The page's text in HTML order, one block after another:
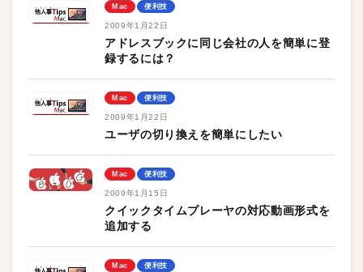
Mac 便利技
2009年1月22日
アドレスブックに同じ会社の人を簡単に登
録するには？
Mac 便利技
2009年1月22日
ユーザの切り換えを簡単にしたい
Mac 便利技
2009年1月15日
クイックタイムプレーヤの対応動画形式を
追加する
Mac 便利技